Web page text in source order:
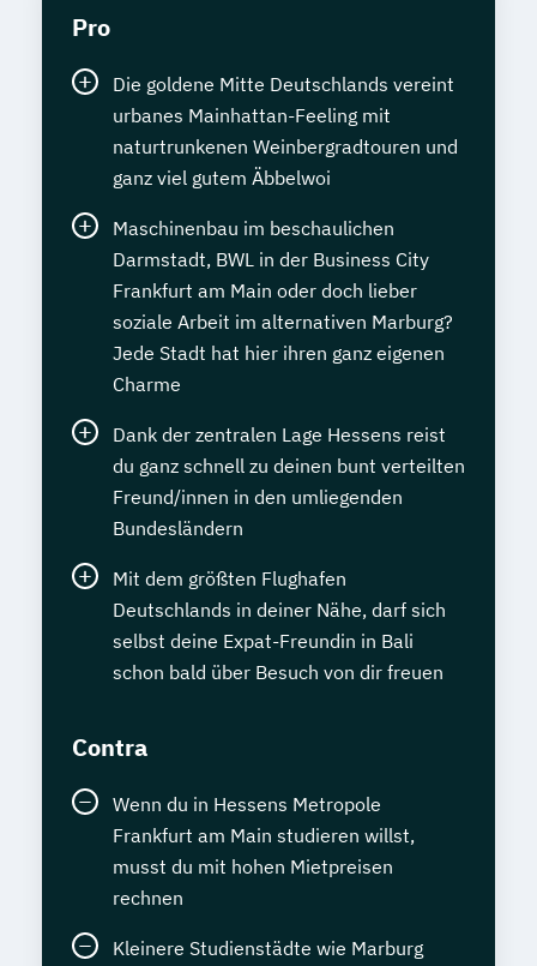
Pro
Die goldene Mitte Deutschlands vereint
urbanes Mainhattan-Feeling mit
naturtrunkenen Weinbergradtouren und
ganz viel gutem Äbbelwoi
Maschinenbau im beschaulichen
Darmstadt, BWL in der Business City
Frankfurt am Main oder doch lieber
soziale Arbeit im alternativen Marburg?
Jede Stadt hat hier ihren ganz eigenen
Charme
Dank der zentralen Lage Hessens reist
du ganz schnell zu deinen bunt verteilten
Freund/innen in den umliegenden
Bundesländern
Mit dem größten Flughafen
Deutschlands in deiner Nähe, darf sich
selbst deine Expat-Freundin in Bali
schon bald über Besuch von dir freuen
Contra
Wenn du in Hessens Metropole
Frankfurt am Main studieren willst,
musst du mit hohen Mietpreisen
rechnen
Kleinere Studienstädte wie Marburg